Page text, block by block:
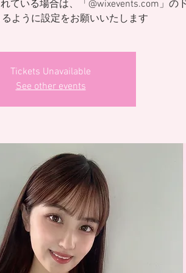
ている場合は、「@wixevents.com」の
ように設定をお願いいたします
Tickets Unavailable
See other events